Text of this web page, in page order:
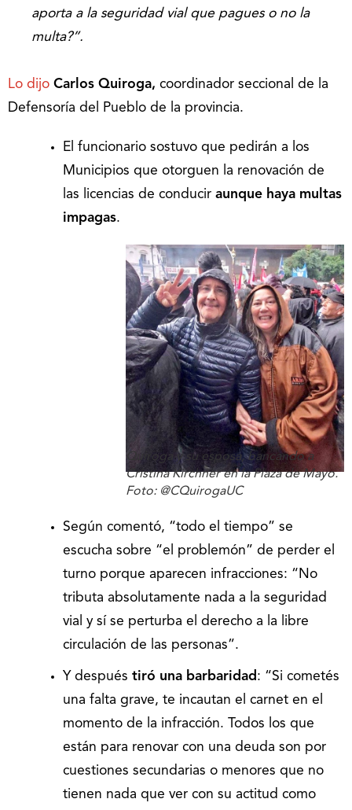
aporta a la seguridad vial que pagues o no la
multa?”.
Lo dijo Carlos Quiroga, coordinador seccional de la
Defensoría del Pueblo de la provincia.
El funcionario sostuvo que pedirán a los
Municipios que otorguen la renovación de
las licencias de conducir aunque haya multas
impagas.
Quiroga y su esposa, bancando a
Cristina Kirchner en la Plaza de Mayo.
Foto: @CQuirogaUC
Según comentó, “todo el tiempo” se
escucha sobre “el problemón” de perder el
turno porque aparecen infracciones: “No
tributa absolutamente nada a la seguridad
vial y sí se perturba el derecho a la libre
circulación de las personas”.
Y después tiró una barbaridad : “Si cometés
una falta grave, te incautan el carnet en el
momento de la infracción. Todos los que
están para renovar con una deuda son por
cuestiones secundarias o menores que no
tienen nada que ver con su actitud como